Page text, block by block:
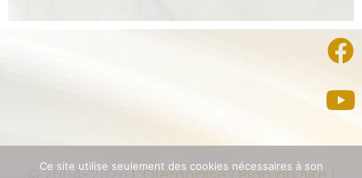
Ce site utilise seulement des cookies nécessaires à son